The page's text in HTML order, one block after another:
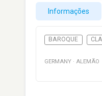
Informações
BAROQUE
GERMANY · ALEMÃO